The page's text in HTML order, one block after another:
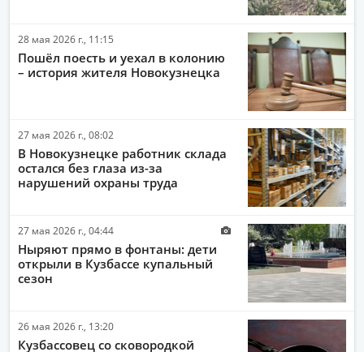
ИНТЕРНЕТ
РАБОТА И ДЕНЬГИ
28 мая 2026 г., 11:15
Пошёл поесть и уехал в колонию
– история жителя Новокузнецка
27 мая 2026 г., 08:02
В Новокузнецке работник склада
остался без глаза из-за
нарушений охраны труда
27 мая 2026 г., 04:44
Ныряют прямо в фонтаны: дети
открыли в Кузбассе купальный
сезон
26 мая 2026 г., 13:20
Кузбассовец со сковородкой